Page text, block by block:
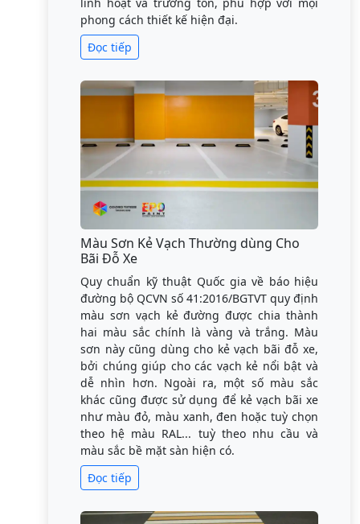
phong cách thiết kế hiện đại.
Đọc tiếp
Màu Sơn Kẻ Vạch Thường dùng Cho
Bãi Đỗ Xe
Quy chuẩn kỹ thuật Quốc gia về báo hiệu
đường bộ QCVN số 41:2016/BGTVT quy định
màu sơn vạch kẻ đường được chia thành
hai màu sắc chính là vàng và trắng. Màu
sơn này cũng dùng cho kẻ vạch bãi đỗ xe,
bởi chúng giúp cho các vạch kẻ nổi bật và
dễ nhìn hơn. Ngoài ra, một số màu sắc
khác cũng được sử dụng để kẻ vạch bãi xe
như màu đỏ, màu xanh, đen hoặc tuỳ chọn
theo hệ màu RAL... tuỳ theo nhu cầu và
màu sắc bề mặt sàn hiện có.
Đọc tiếp